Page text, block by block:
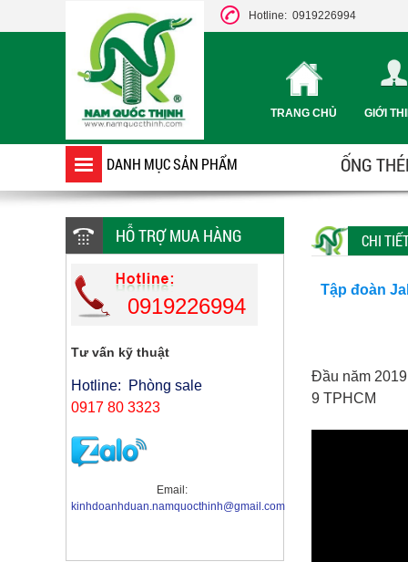
Hotline: 0919226994
TRANG CHỦ GIỚI
DANH MỤC SẢN PHẨM ỐNG
HỖ TRỢ MUA HÀNG
0919226994
Tư vấn kỹ thuật
Hotline: Phòng sale
0917 80 3323
Email:
kinhdoanhduan.namquocthinh@gmail.com
CHI
Tập đoàn
Đầu năm
9 TPHCM